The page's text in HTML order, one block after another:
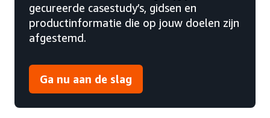
gecureerde casestudy’s, gidsen en
productinformatie die op jouw doelen zijn
afgestemd.
Ga nu aan de slag